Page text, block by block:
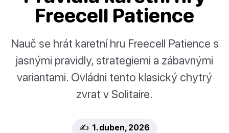
Freecell Patience
Nauč se hrát karetní hru Freecell Patience s
jasnými pravidly, strategiemi a zábavnými
variantami. Ovládni tento klasický chytrý
zvrat v Solitaire.
✍️ 1. duben, 2026